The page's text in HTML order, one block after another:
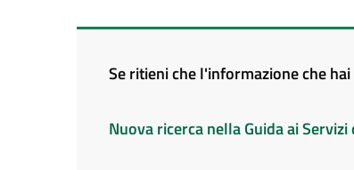
Se ritieni che l'informazione che
Nuova ricerca nella Guida ai